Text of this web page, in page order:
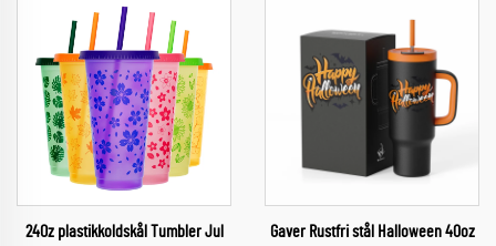
24Oz plastikkoldskål Tumbler Jul
Gaver Rustfri stål Halloween 40oz